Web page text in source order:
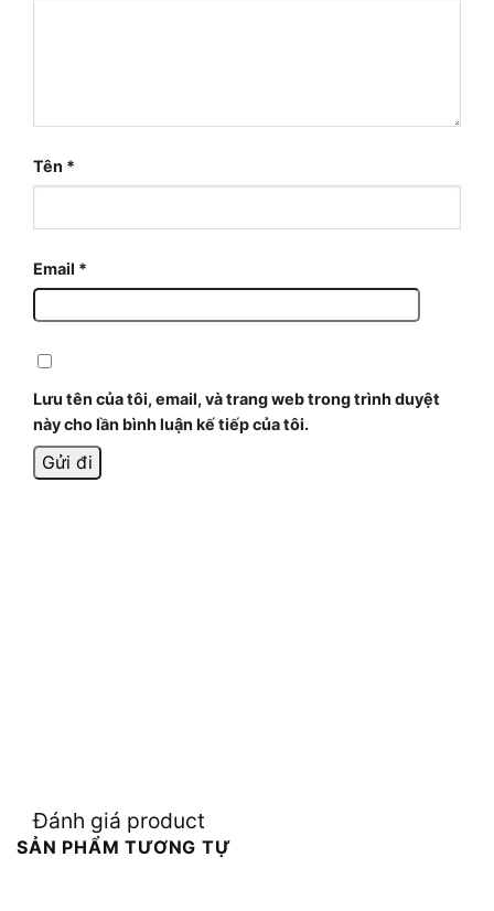
Tên *
Email *
Lưu tên của tôi, email, và trang web trong trình duyệt
này cho lần bình luận kế tiếp của tôi.
Đánh giá product
SẢN PHẨM TƯƠNG TỰ